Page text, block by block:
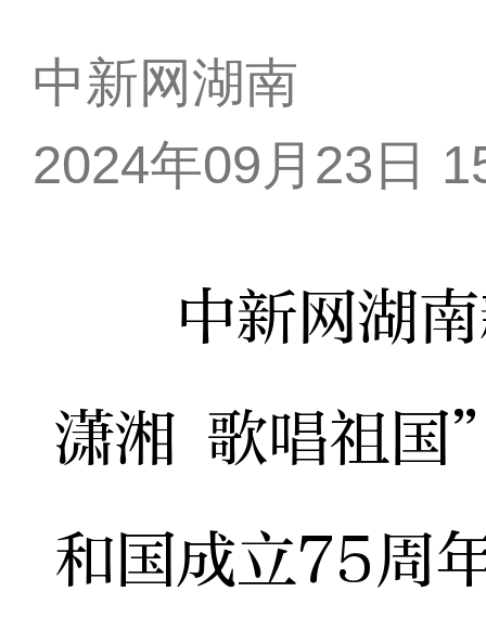
中新网湖南
2024年09月23日
中新网湖南
潇湘 歌唱祖国
和国成立75周